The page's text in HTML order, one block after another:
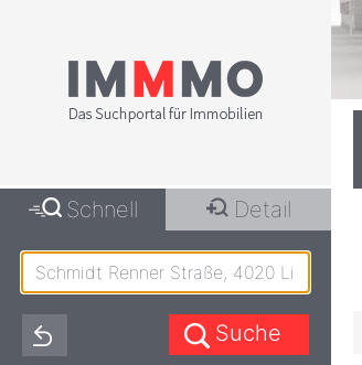
Schnell Detail